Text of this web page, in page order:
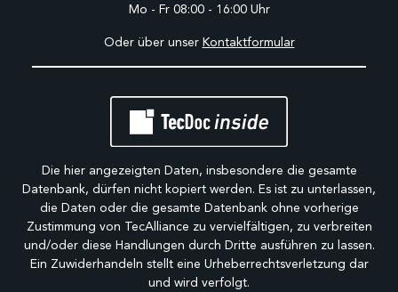
Mo - Fr 08:00 - 16:00 Uhr
Oder über unser Kontaktformular
Die hier angezeigten Daten, insbesondere die gesamte
Datenbank, dürfen nicht kopiert werden. Es ist zu unterlassen,
die Daten oder die gesamte Datenbank ohne vorherige
Zustimmung von TecAlliance zu vervielfältigen, zu verbreiten
und/oder diese Handlungen durch Dritte ausführen zu lassen.
Ein Zuwiderhandeln stellt eine Urheberrechtsverletzung dar
und wird verfolgt.